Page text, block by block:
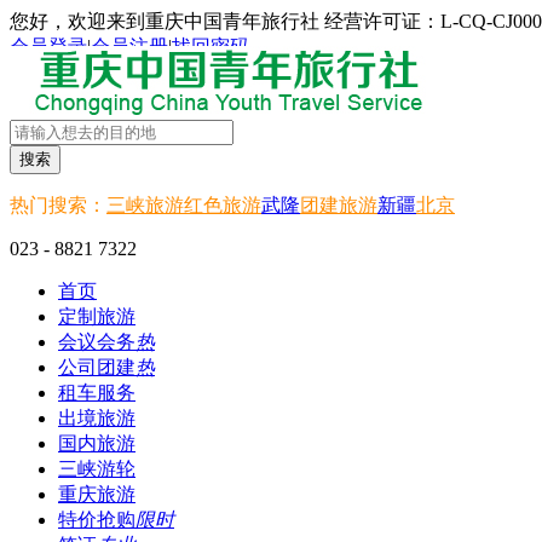
您好，欢迎来到重庆中国青年旅行社 经营许可证：L-CQ-
会员登录|会员注册|找回密码
搜索
热门搜索： 三峡旅游红色旅游武隆团建旅游新疆北京
023 - 8821 7322
首页
定制旅游
会议会务热
公司团建热
租车服务
出境旅游
国内旅游
三峡游轮
重庆旅游
特价抢购限时